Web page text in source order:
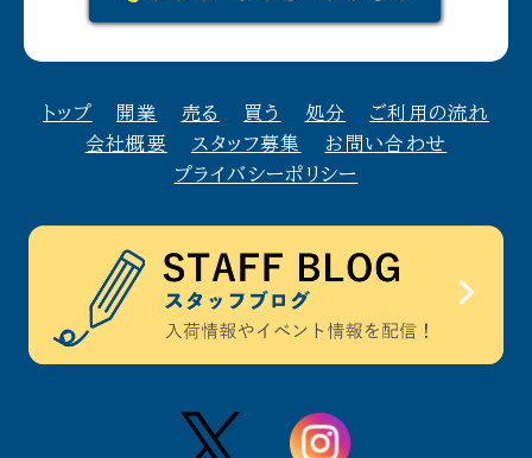
トップ 開業 売る 買う 処分
ご利用の流れ
会社概要
スタッフ募集
お問い合わせ
プライバシーポリシー